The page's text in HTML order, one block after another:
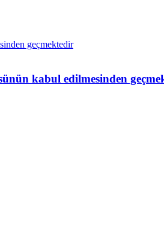
kabul edilmesinden